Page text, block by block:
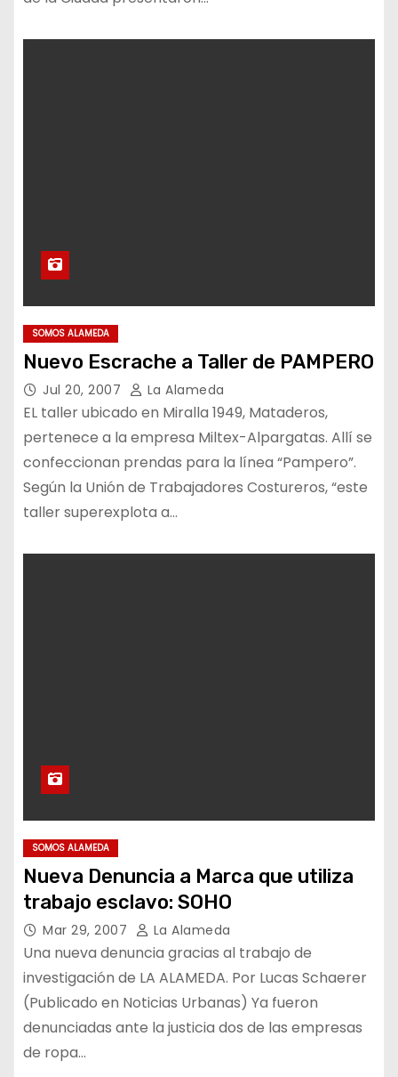
SOMOS ALAMEDA
Nuevo Escrache a Taller de PAMPERO
Jul 20, 2007 La Alameda
EL taller ubicado en Miralla 1949, Mataderos,
pertenece a la empresa Miltex-Alpargatas. Allí se
confeccionan prendas para la línea “Pampero”.
Según la Unión de Trabajadores Costureros, “este
taller superexplota a…
SOMOS ALAMEDA
Nueva Denuncia a Marca que utiliza
trabajo esclavo: SOHO
Mar 29, 2007 La Alameda
Una nueva denuncia gracias al trabajo de
investigación de LA ALAMEDA. Por Lucas Schaerer
(Publicado en Noticias Urbanas) Ya fueron
denunciadas ante la justicia dos de las empresas
de ropa…